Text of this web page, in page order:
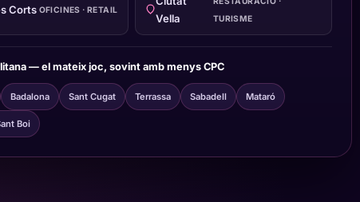
Corts OFICINES · RETAIL
Vella
TURISME
— el mateix joc, sovint amb menys CPC
Badalona Sant Cugat Terrassa Sabadell Mataró
Boi